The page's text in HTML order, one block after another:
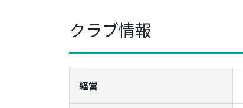
クラブ情報
経営